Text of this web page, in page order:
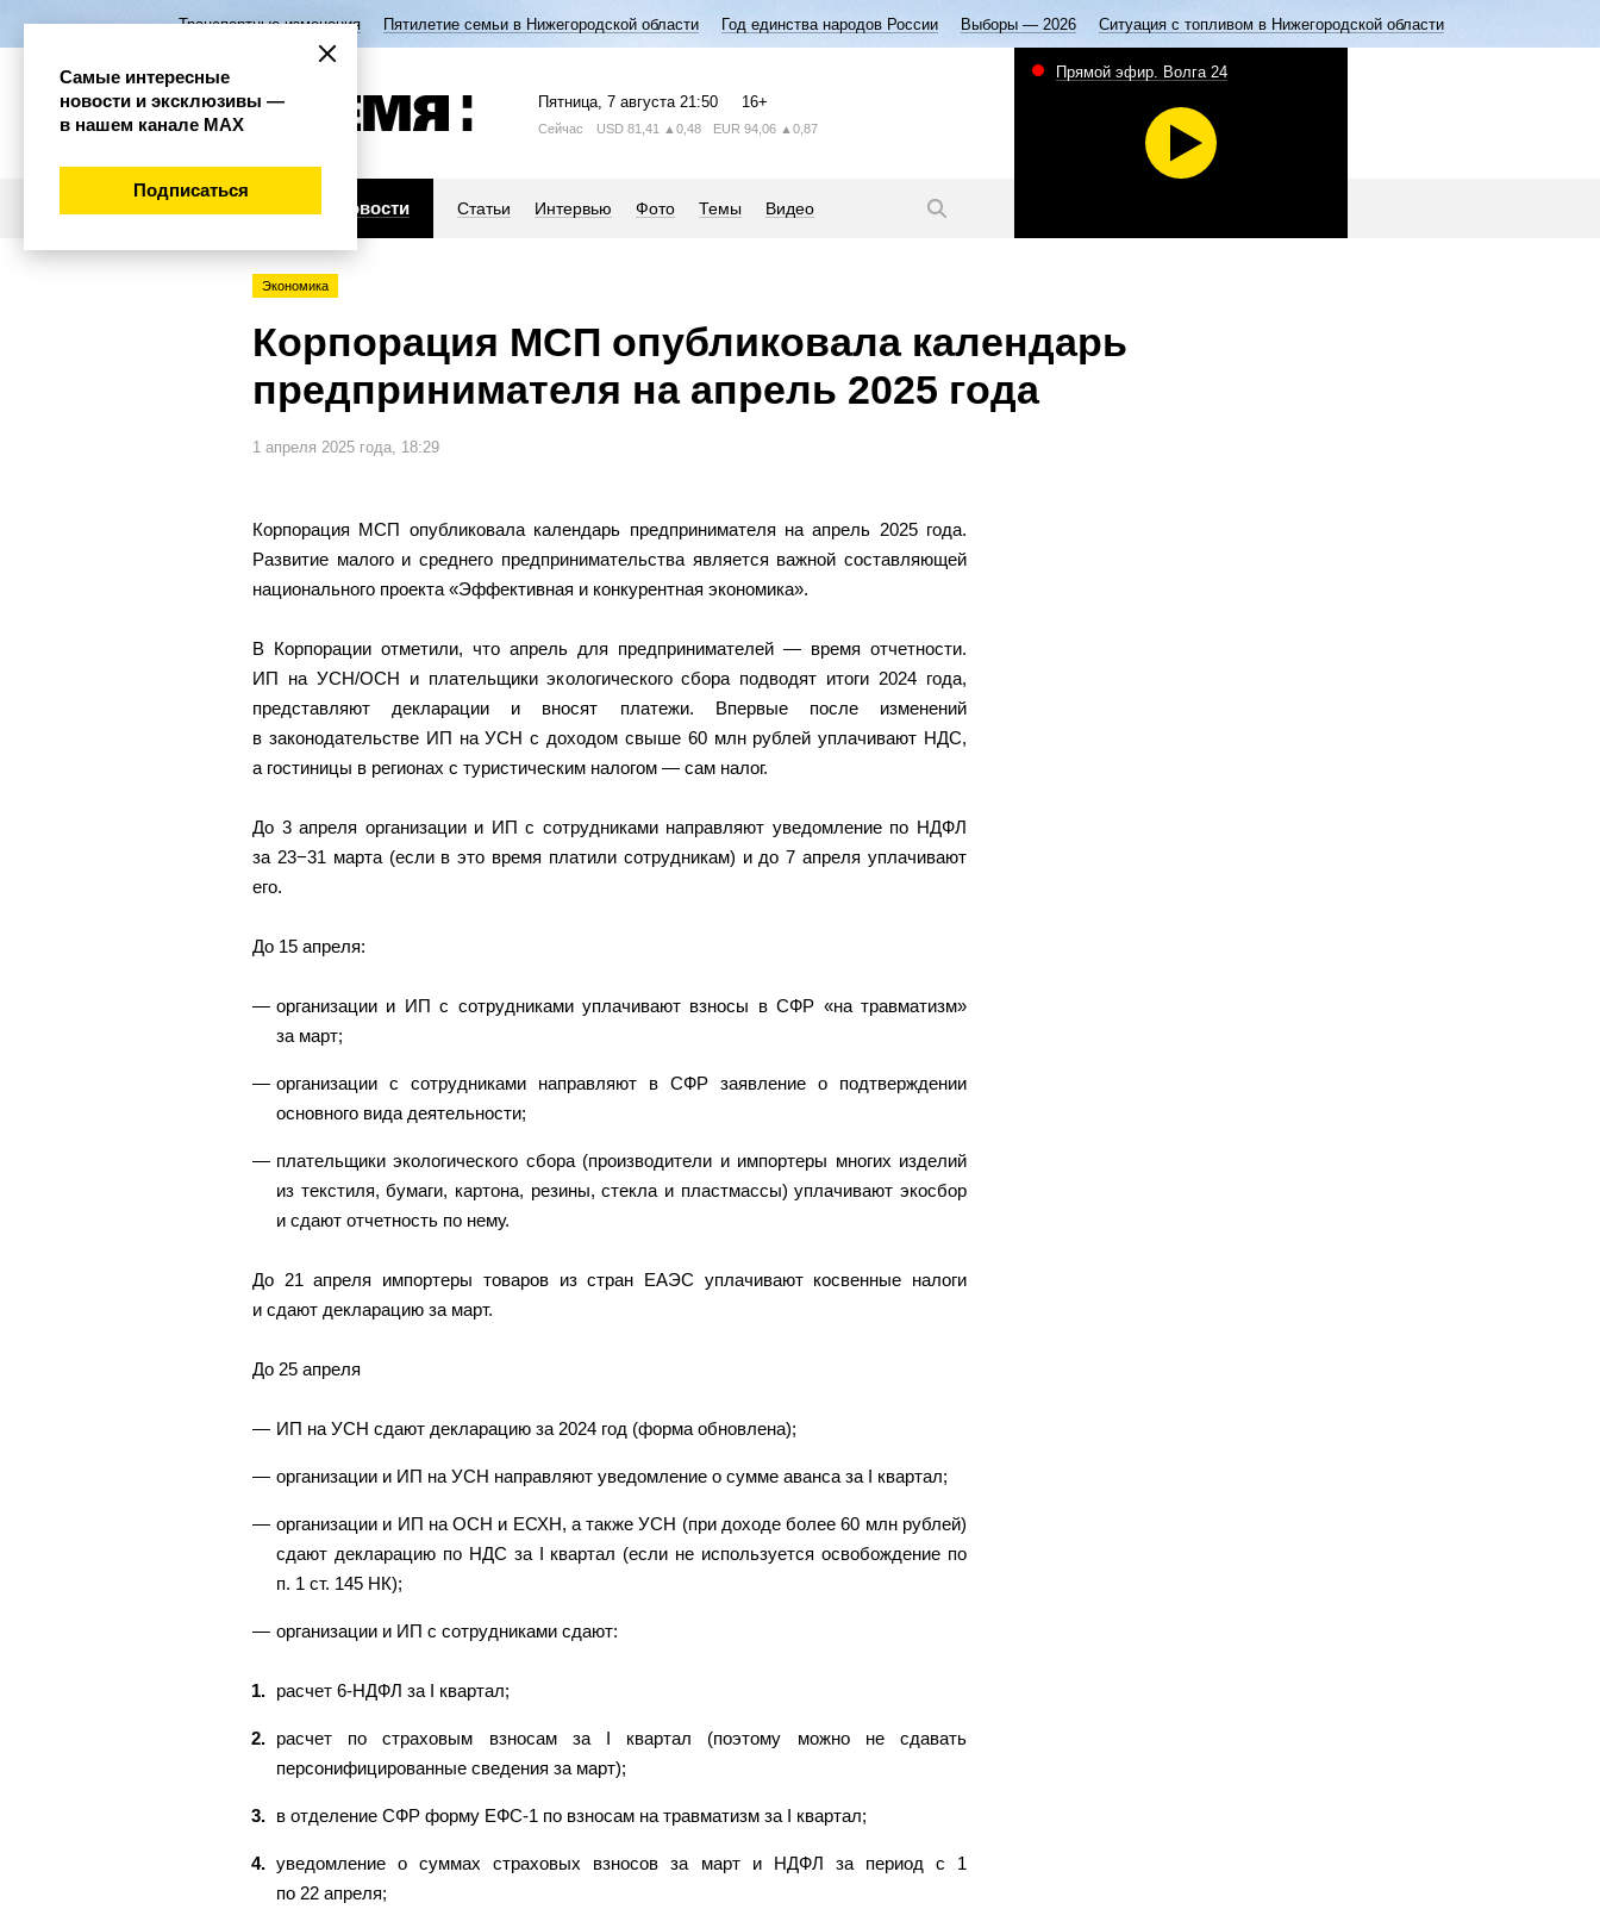
Транспортные изменения Пятилетие семьи в Нижегородской области Год единства народов России Выборы — 2026 Ситуация с топливом в Нижегородской области
Пятница, 7 августа 21:50 16+
Сейчас USD 81,41 ▲0,48 EUR 94,06 ▲0,87
Новости Статьи Интервью Фото Темы Видео
Прямой эфир. Волга 24
Экономика
Корпорация МСП опубликовала календарь
предпринимателя на апрель 2025 года
1 апреля 2025 года, 18:29
Корпорация МСП опубликовала календарь предпринимателя на апрель 2025 года.
Развитие малого и среднего предпринимательства является важной составляющей
национального проекта «Эффективная и конкурентная экономика».
В Корпорации отметили, что апрель для предпринимателей — время отчетности.
ИП на УСН/ОСН и плательщики экологического сбора подводят итоги 2024 года,
представляют декларации и вносят платежи. Впервые после изменений
в законодательстве ИП на УСН с доходом свыше 60 млн рублей уплачивают НДС,
а гостиницы в регионах с туристическим налогом — сам налог.
До 3 апреля организации и ИП с сотрудниками направляют уведомление по НДФЛ
за 23−31 марта (если в это время платили сотрудникам) и до 7 апреля уплачивают
его.
До 15 апреля:
организации и ИП с сотрудниками уплачивают взносы в СФР «на травматизм»
за март;
организации с сотрудниками направляют в СФР заявление о подтверждении
основного вида деятельности;
плательщики экологического сбора (производители и импортеры многих изделий
из текстиля, бумаги, картона, резины, стекла и пластмассы) уплачивают экосбор
и сдают отчетность по нему.
До 21 апреля импортеры товаров из стран ЕАЭС уплачивают косвенные налоги
и сдают декларацию за март.
До 25 апреля
ИП на УСН сдают декларацию за 2024 год (форма обновлена);
организации и ИП на УСН направляют уведомление о сумме аванса за I квартал;
организации и ИП на ОСН и ЕСХН, а также УСН (при доходе более 60 млн рублей)
сдают декларацию по НДС за I квартал (если не используется освобождение по
п. 1 ст. 145 НК);
организации и ИП с сотрудниками сдают:
расчет 6-НДФЛ за I квартал;
расчет по страховым взносам за I квартал (поэтому можно не сдавать
персонифицированные сведения за март);
в отделение СФР форму ЕФС-1 по взносам на травматизм за I квартал;
уведомление о суммах страховых взносов за март и НДФЛ за период с 1
по 22 апреля;
Самые интересные
новости и эксклюзивы —
в нашем канале МАХ
Подписаться